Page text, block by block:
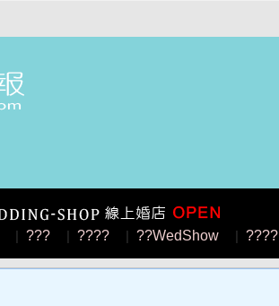
| ??? | ???? | ??WedShow | ????